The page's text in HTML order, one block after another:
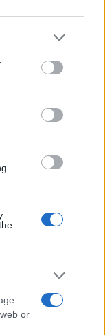
or more Google
You may click to
party tags to
in below Google
or
obeležuje 50.
narodno-
bazenov